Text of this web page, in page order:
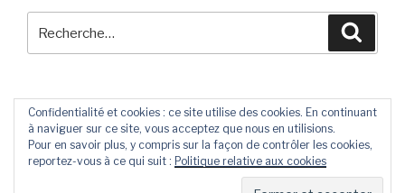
ContactLivre
D’Or
Confidentialité et cookies : ce site utilise des cookies. En continuant
à naviguer sur ce site, vous acceptez que nous en utilisions.
Pour en savoir plus, y compris sur la façon de contrôler les cookies,
reportez-vous à ce qui suit : Politique relative aux cookies